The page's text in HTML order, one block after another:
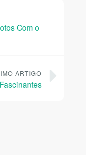
Com o
ARTIGO